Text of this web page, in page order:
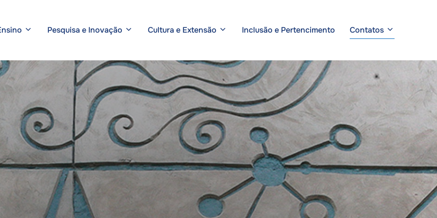
Pesquisa e Inovação Cultura e Extensão Inclusão e Pertencimento Contatos